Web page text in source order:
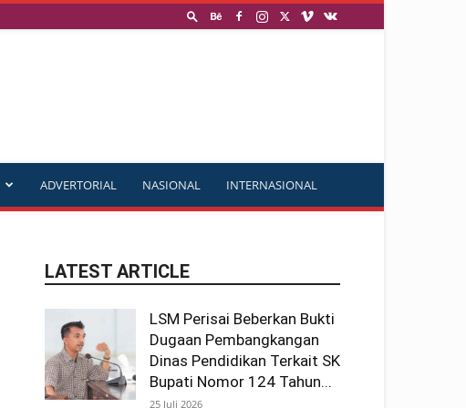
ADVERTORIAL NASIONAL INTERNASIONAL
LATEST ARTICLE
LSM Perisai Beberkan Bukti
Dugaan Pembangkangan
Dinas Pendidikan Terkait SK
Bupati Nomor 124 Tahun...
25 Juli 2026